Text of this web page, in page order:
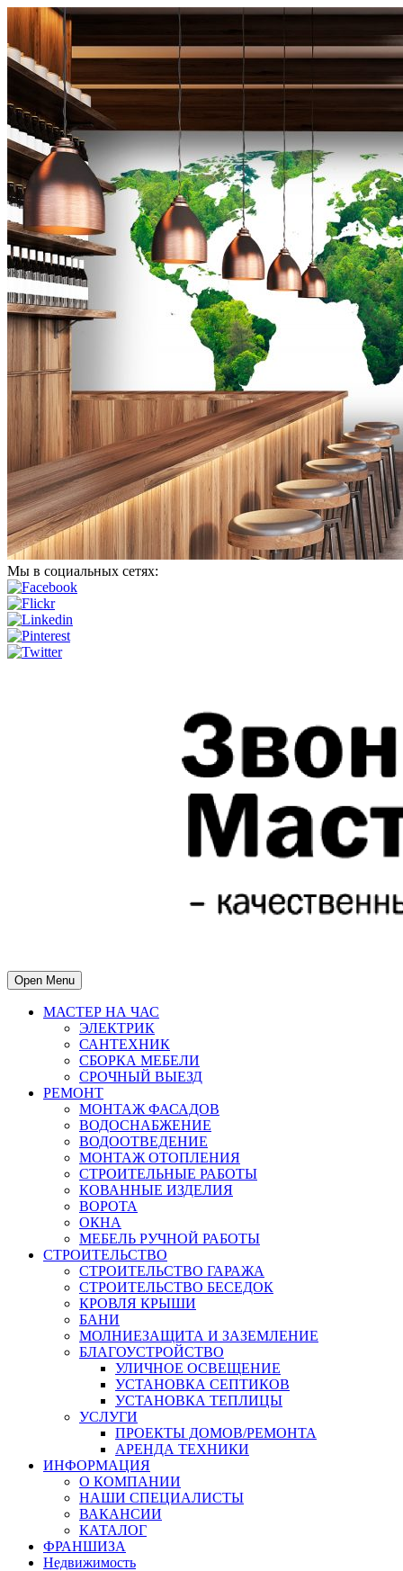
Мы в социальных сетях:
Open Menu
МАСТЕР НА ЧАС
ЭЛЕКТРИК
САНТЕХНИК
СБОРКА МЕБЕЛИ
СРОЧНЫЙ ВЫЕЗД
РЕМОНТ
МОНТАЖ ФАСАДОВ
ВОДОСНАБЖЕНИЕ
ВОДООТВЕДЕНИЕ
МОНТАЖ ОТОПЛЕНИЯ
СТРОИТЕЛЬНЫЕ РАБОТЫ
КОВАННЫЕ ИЗДЕЛИЯ
ВОРОТА
ОКНА
МЕБЕЛЬ РУЧНОЙ РАБОТЫ
СТРОИТЕЛЬСТВО
СТРОИТЕЛЬСТВО ГАРАЖА
СТРОИТЕЛЬСТВО БЕСЕДОК
КРОВЛЯ КРЫШИ
БАНИ
МОЛНИЕЗАЩИТА И ЗАЗЕМЛЕНИЕ
БЛАГОУСТРОЙСТВО
УЛИЧНОЕ ОСВЕЩЕНИЕ
УСТАНОВКА СЕПТИКОВ
УСТАНОВКА ТЕПЛИЦЫ
УСЛУГИ
ПРОЕКТЫ ДОМОВ/РЕМОНТА
АРЕНДА ТЕХНИКИ
ИНФОРМАЦИЯ
О КОМПАНИИ
НАШИ СПЕЦИАЛИСТЫ
ВАКАНСИИ
КАТАЛОГ
ФРАНШИЗА
Недвижимость